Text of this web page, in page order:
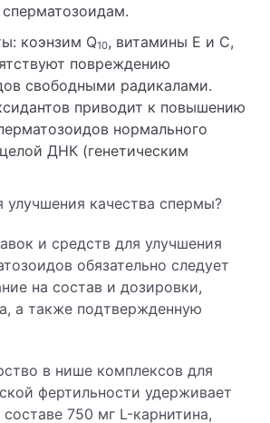
коэнзим Q10, витамины E и С,
повреждению
свободными радикалами.
приводит к повышению
нормального
ДНК (генетическим
улучшения качества спермы?
и средств для улучшения
обязательно следует
на состав и дозировки,
а также подтвержденную
в нише комплексов для
фертильности удерживает
составе 750 мг L-карнитина,